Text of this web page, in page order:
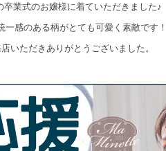
卒業式のお嬢様に着ていただきました♪
一感のある柄がとても可愛く素敵です！
いただきありがとうございました。